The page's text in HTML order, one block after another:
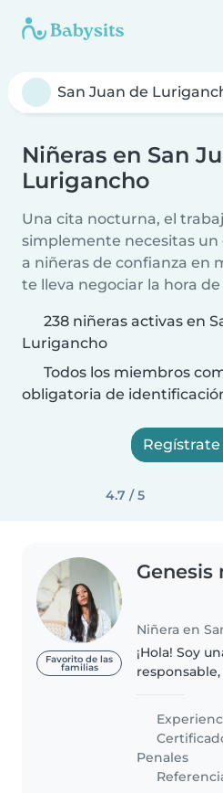
Niñeras en San
Lurigancho
Una cita nocturna, el
simplemente necesitas un
a niñeras de confianza en
te lleva negociar la hora
238 niñeras activas en
Lurigancho
Todos los miembros
obligatoria de
4.7 / 5
Favorito de las
familias
Genesis
¡Hola! Soy
por el
soy nueva
niños,
dibujar, leer..
Penales